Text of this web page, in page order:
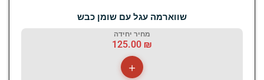
שווארמה עגל עם שומן כבש
מחיר יחידה
125.00